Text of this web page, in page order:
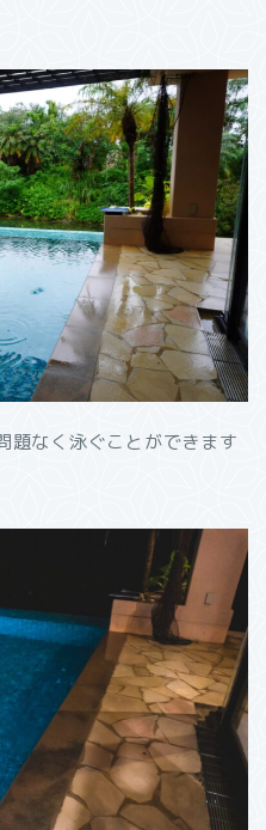
題なく泳ぐことができます